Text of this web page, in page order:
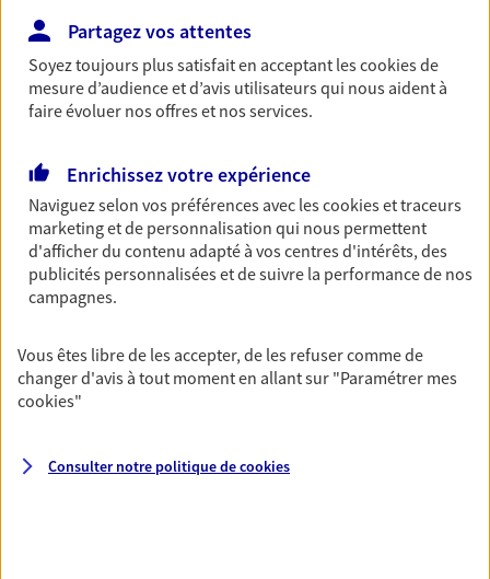
Réalisez vos projets grâce à votre épargne : achat
immobilier, études des enfants ou voyage autour
du monde… Épargnez à votre rythme et
simplement, selon votre profil.
Préparez sereinement ce nouveau chapitre de
votre vie avec les conseils d'un expert. Découvrez
notre solution PER (Plan Epargne Retraite)
spécialement conçue pour la retraite.
Couvrez vos dépenses de santé ainsi que celles de
votre famille avec la complémentaire santé qui
vous ressemble.
Prévoyance
Partagez vos attentes
Soyez toujours plus satisfait en acceptant lescookiesde
mesure d’audience et d’avis utilisateurs qui nous aident à
faire évoluer nos offres et nos services.
Enrichissez votre expérience
Naviguez selon vos préférences avec lescookies et traceurs
marketing et de personnalisation qui nous permettent
d'afficher du contenu adapté à vos centres d'intérêts, des
publicités personnalisées et de suivre la performance de nos
campagnes.
Vous êtes libre de les accepter, de les refuser comme de
changer d'avis à tout moment en allant sur "Paramétrer mes
cookies"
Consulter notre politique decookies